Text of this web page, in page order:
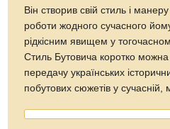
Він створив свій стиль і
роботи жодного сучасного
рідкісним явищем у
Стиль Бутовича коротко можна
передачу українських
побутових сюжетів у сучасній,